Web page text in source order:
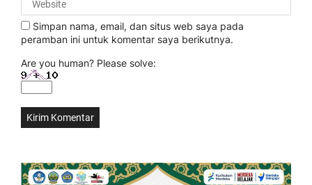
Simpan nama, email, dan situs web saya pada
peramban ini untuk komentar saya berikutnya.
Are you human? Please solve: